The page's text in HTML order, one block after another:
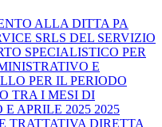
ALLA DITTA PA
SRLS DEL SERVIZIO
SPECIALISTICO PER
E
PER IL PERIODO
TRA I MESI DI
E APRILE 2025 2025
TRATTATIVA DIRETTA